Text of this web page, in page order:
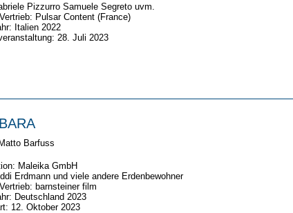
Pizzurro Samuele Segreto uvm.
Pulsar Content (France)
Italien 2022
28. Juli 2023
Barfuss
Maleika GmbH
Erdmann und viele andere Erdenbewohner
barnsteiner film
Deutschland 2023
12. Oktober 2023